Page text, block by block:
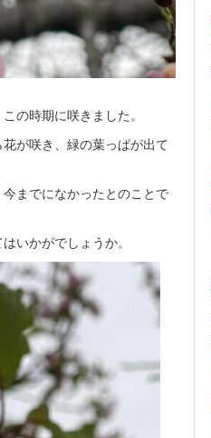
の時期に咲きました。
が咲き、緑の葉っぱが出て
までになかったとのことで
いかがでしょうか。